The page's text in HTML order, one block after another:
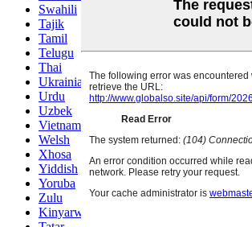
Swahili
Tajik
Tamil
Telugu
Thai
Ukrainian
Urdu
Uzbek
Vietnamese
Welsh
Xhosa
Yiddish
Yoruba
Zulu
Kinyarwanda